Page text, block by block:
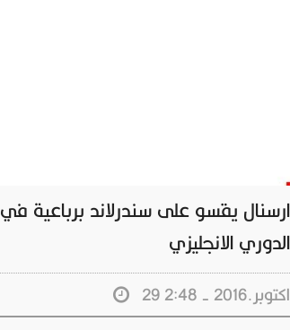
ارسنال يقسو على سندرلاند برباعية في
الدوري الانجليزي
29 اكتوبر.2016 - 2:48